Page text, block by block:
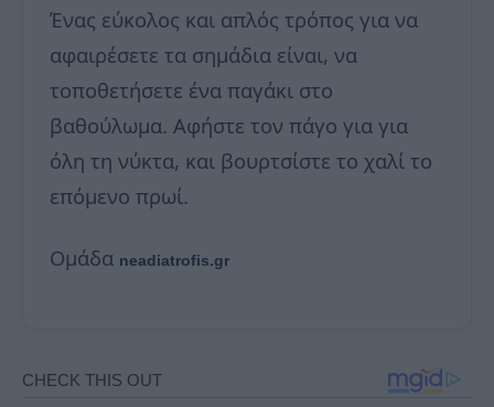
Ένας εύκολος και απλός τρόπος για να
αφαιρέσετε τα σημάδια είναι, να
τοποθετήσετε ένα παγάκι στο
βαθούλωμα. Αφήστε τον πάγο για για
όλη τη νύκτα, και βουρτσίστε το χαλί το
επόμενο πρωί.
Ομάδα neadiatrofis.gr